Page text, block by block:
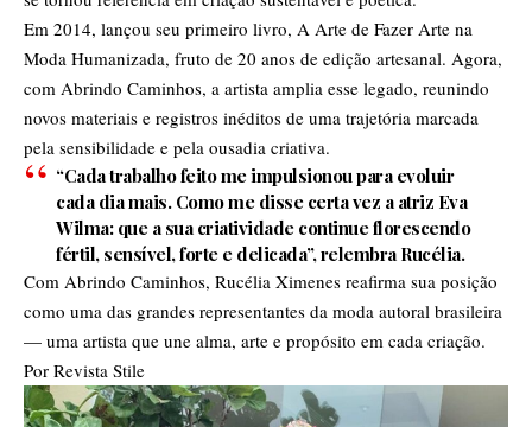
Em 2014, lançou seu primeiro livro, A Arte de Fazer Arte na
Moda Humanizada, fruto de 20 anos de edição artesanal. Agora,
com Abrindo Caminhos, a artista amplia esse legado, reunindo
novos materiais e registros inéditos de uma trajetória marcada
pela sensibilidade e pela ousadia criativa.
“Cada trabalho feito me impulsionou para evoluir
cada dia mais. Como me disse certa vez a atriz Eva
Wilma: que a sua criatividade continue florescendo
fértil, sensível, forte e delicada”, relembra Rucélia.
Com Abrindo Caminhos, Rucélia Ximenes reafirma sua posição
como uma das grandes representantes da moda autoral brasileira
— uma artista que une alma, arte e propósito em cada criação.
Por Revista Stile